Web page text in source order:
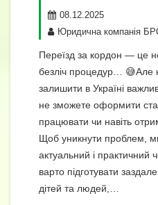
08.12.2025
Юридична компанія
Переїзд за кордон — це
безліч процедур… 😅Але
залишити в Україні
не зможете оформити
працювати чи навіть
Щоб уникнути проблем,
актуальний і практичний
варто підготувати
дітей та людей,…